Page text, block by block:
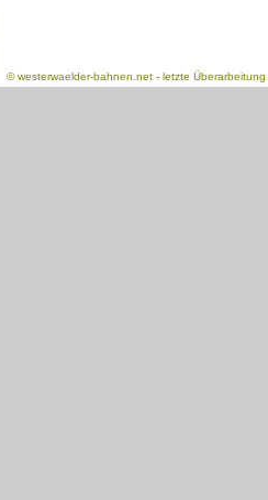
©westerwaelder-bahnen.net - letzte